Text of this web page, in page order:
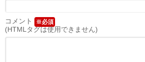
コメント ※必須
(HTMLタグは使用できません)